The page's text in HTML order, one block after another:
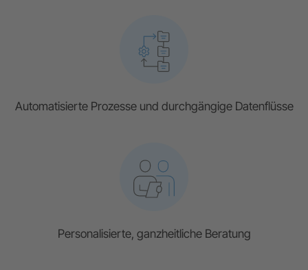
Automatisierte Prozesse und durchgängige Datenflüsse
Personalisierte, ganzheitliche Beratung